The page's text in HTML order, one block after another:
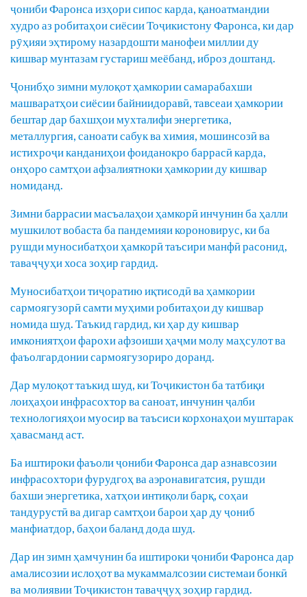
ҷониби Фаронса изҳори сипос карда, қаноатмандии
худро аз робитаҳои сиёсии Тоҷикистону Фаронса, ки дар
рӯҳияи эҳтирому назардошти манофеи миллии ду
кишвар мунтазам густариш меёбанд, иброз доштанд.
Ҷонибҳо зимни мулоқот ҳамкории самарабахши
машваратҳои сиёсии байниидоравӣ, тавсеаи ҳамкории
бештар дар бахшҳои мухталифи энергетика,
металлургия, саноати сабук ва химия, мошинсозӣ ва
истихроҷи канданиҳои фоиданокро баррасӣ карда,
онҳоро самтҳои афзалиятноки ҳамкории ду кишвар
номиданд.
Зимни баррасии масъалаҳои ҳамкорӣ инчунин ба ҳалли
мушкилот вобаста ба пандемияи короновирус, ки ба
рушди муносибатҳои ҳамкорӣ таъсири манфӣ расонид,
таваҷҷуҳи хоса зоҳир гардид.
Муносибатҳои тиҷоратию иқтисодӣ ва ҳамкории
сармоягузорӣ самти муҳими робитаҳои ду кишвар
номида шуд. Таъкид гардид, ки ҳар ду кишвар
имкониятҳои фарохи афзоиши ҳаҷми молу маҳсулот ва
фаъолгардонии сармоягузориро доранд.
Дар мулоқот таъкид шуд, ки Тоҷикистон ба татбиқи
лоиҳаҳои инфрасохтор ва саноат, инчунин ҷалби
технологияҳои муосир ва таъсиси корхонаҳои муштарак
ҳавасманд аст.
Ба иштироки фаъоли ҷониби Фаронса дар азнавсозии
инфрасохтори фурудгоҳ ва аэронавигатсия, рушди
бахши энергетика, хатҳои интиқоли барқ, соҳаи
тандурустӣ ва дигар самтҳои барои ҳар ду ҷониб
манфиатдор, баҳои баланд дода шуд.
Дар ин зимн ҳамчунин ба иштироки ҷониби Фаронса дар
амалисозии ислоҳот ва мукаммалсозии системаи бонкӣ
ва молиявии Тоҷикистон таваҷҷуҳ зоҳир гардид.